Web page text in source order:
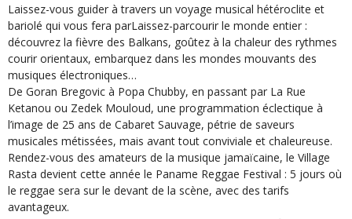
Laissez-vous guider à travers un voyage musical hétéroclite et
bariolé qui vous fera parLaissez-parcourir le monde entier :
découvrez la fièvre des Balkans, goûtez à la chaleur des rythmes
courir orientaux, embarquez dans les mondes mouvants des
musiques électroniques…
De Goran Bregovic à Popa Chubby, en passant par La Rue
Ketanou ou Zedek Mouloud, une programmation éclectique à
l’image de 25 ans de Cabaret Sauvage, pétrie de saveurs
musicales métissées, mais avant tout conviviale et chaleureuse.
Rendez-vous des amateurs de la musique jamaïcaine, le Village
Rasta devient cette année le Paname Reggae Festival : 5 jours où
le reggae sera sur le devant de la scène, avec des tarifs
avantageux.